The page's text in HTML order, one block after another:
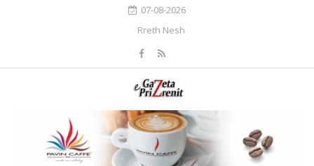
07-08-2026
Rreth Nesh